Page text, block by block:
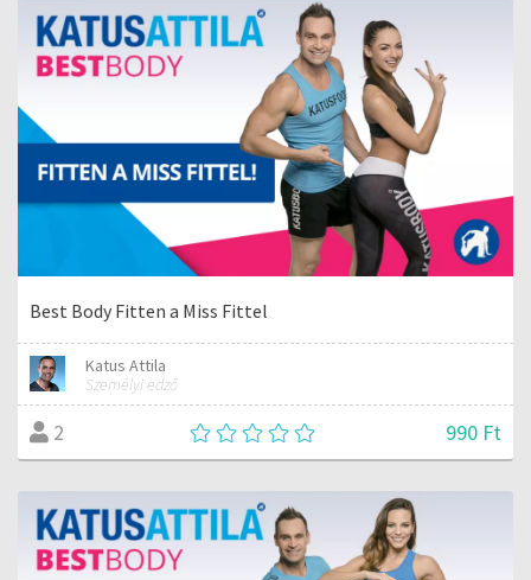
Best Body Fitten a Miss Fittel
Katus Attila
Személyi edző
2 990 Ft